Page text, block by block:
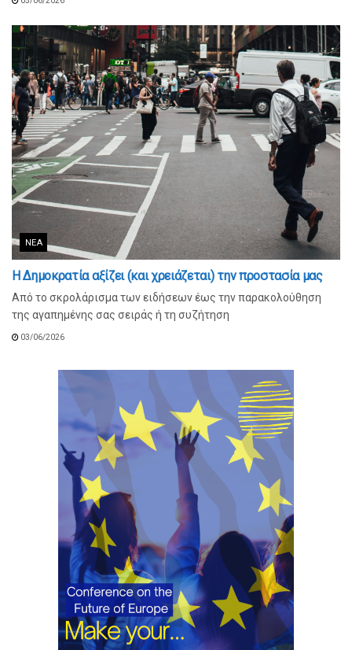
ΝΈΑ
Η Δημοκρατία αξίζει (και χρειάζεται) την προστασία μας
Από το σκρολάρισμα των ειδήσεων έως την παρακολούθηση
της αγαπημένης σας σειράς ή τη συζήτηση
03/06/2026